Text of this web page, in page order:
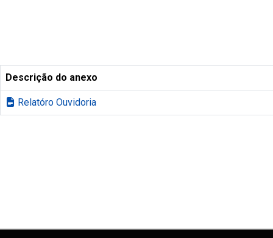
Descrição do anexo
Relatóro Ouvidoria